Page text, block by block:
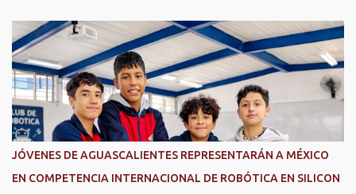
aérea, brindar apoyo táctico a los operativos de seguridad,
realizar traslados aeromédicos y participar en el transporte de
órganos, fortaleciendo la capacidad de respuesta de las
instituciones ante situaciones que requieren atención inmediata.
En reconocimiento a su liderazgo al mando del helicóptero Fuerza
Uno y a la contribución de esta aeronave en las operaciones de
seguridad y en los servicios de emergencia en Aguascalientes, el
Antonio Martínez Romo, fue distinguido durante el TechDay 2026.
JÓVENES DE AGUASCALIENTES REPRESENTARÁN A MÉXICO
EN COMPETENCIA INTERNACIONAL DE ROBÓTICA EN SILICON